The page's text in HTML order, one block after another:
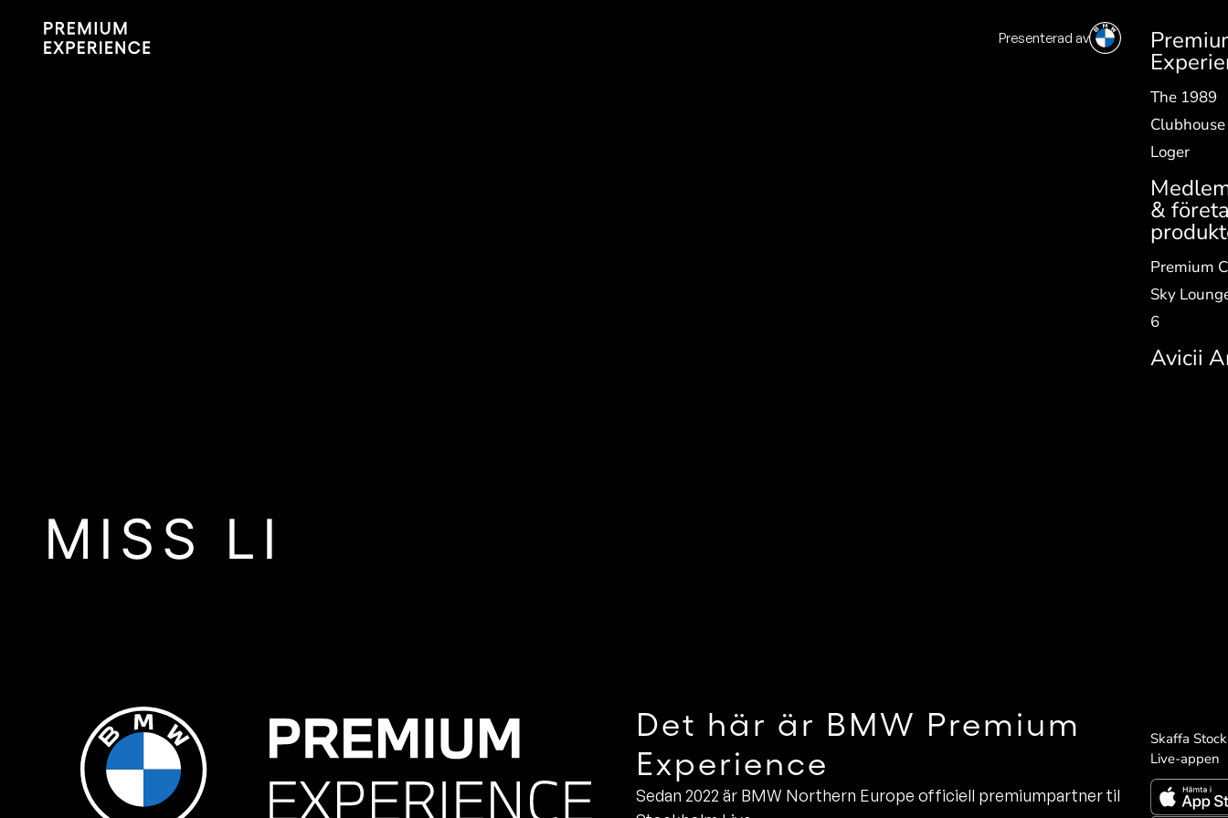
Presenterad av EN
The 1989
Clubhouse
Loger
&
Premium
Sky
6
Avicii
Skaffa
Live-appen
MISS LI
Det här är BMW Premium
Experience
Sedan 2022 är BMW Northern Europe officiell premiumpartner till